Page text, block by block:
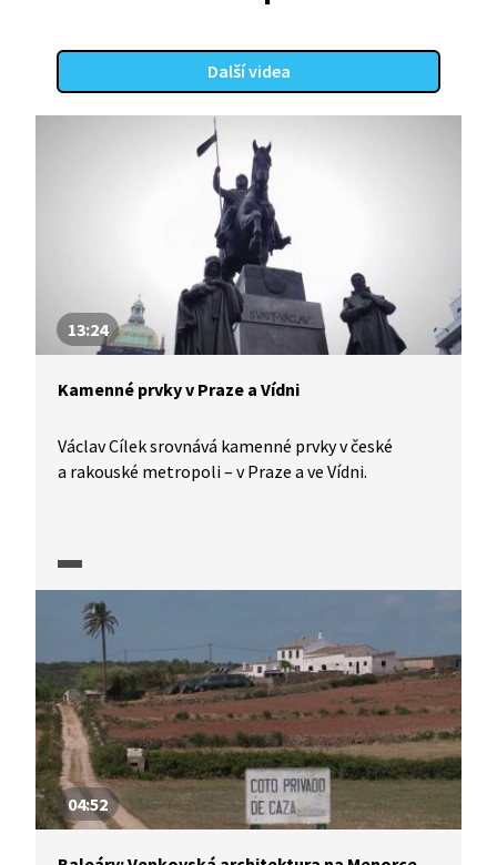
Další videa
13:24
Kamenné prvky v Praze a Vídni
Václav Cílek srovnává kamenné prvky v české
a rakouské metropoli – v Praze a ve Vídni.
04:52